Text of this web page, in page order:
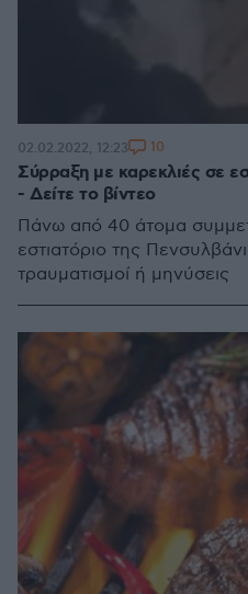
Σύρραξη με καρεκλιές σε
- Δείτε το βίντεο
Πάνω από 40 άτομα
εστιατόριο της
τραυματισμοί ή μηνύσεις
02.02.2022, 12:23 10